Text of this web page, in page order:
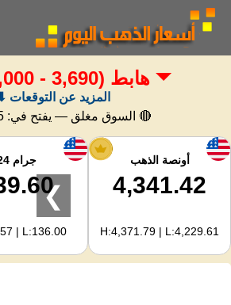
الرئيسية
سعر الذهب
اسعار الفضه
حاسبة الذهب
لمشرفي المواقع
هابط (3,690 - 4,000 USD)
المزيد عن التوقعات
🔴 السوق مغلق — يفتح في:
أونصة الذهب
4,341.42
H:4,371.79 | L:4,229.61
جرام 24
| L:136.00
❯